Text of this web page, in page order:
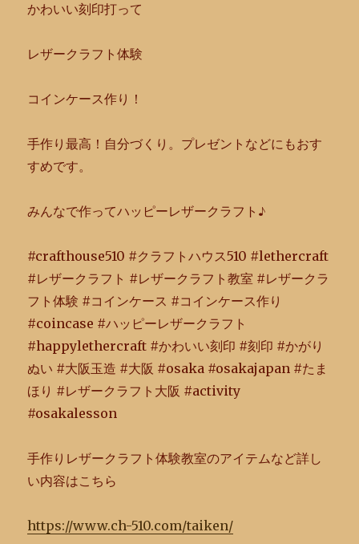
かわいい刻印打って
レザークラフト体験
コインケース作り！
手作り最高！自分づくり。プレゼントなどにもおす
すめです。
みんなで作ってハッピーレザークラフト♪
#crafthouse510 #クラフトハウス510 #lethercraft
#レザークラフト #レザークラフト教室 #レザークラ
フト体験 #コインケース #コインケース作り
#coincase #ハッピーレザークラフト
#happylethercraft #かわいい刻印 #刻印 #かがり
ぬい #大阪玉造 #大阪 #osaka #osakajapan #たま
ほり #レザークラフト大阪 #activity
#osakalesson
手作りレザークラフト体験教室のアイテムなど詳し
い内容はこちら
https://www.ch-510.com/taiken/